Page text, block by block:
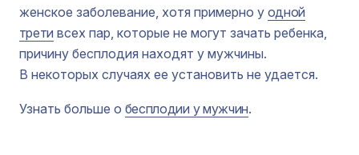
женское заболевание, хотя примерно у одной
трети всех пар, которые не могут зачать ребенка,
причину бесплодия находят у мужчины.
В некоторых случаях ее установить не удается.
Узнать больше о бесплодии у мужчин.